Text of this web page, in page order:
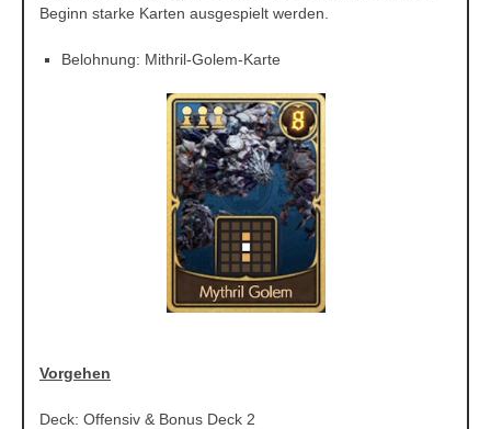
Beginn starke Karten ausgespielt werden.
Belohnung: Mithril-Golem-Karte
Vorgehen
Deck: Offensiv & Bonus Deck 2